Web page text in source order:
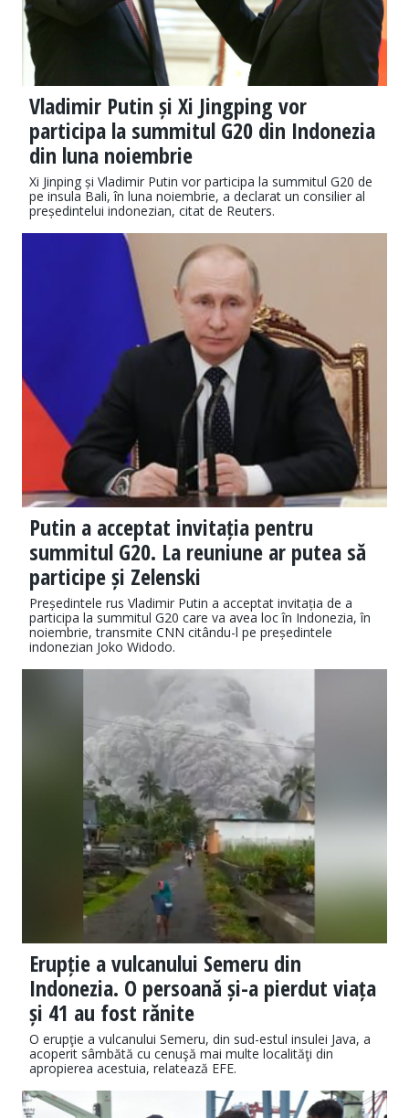
Vladimir Putin și Xi Jingping vor
participa la summitul G20 din Indonezia
din luna noiembrie
Xi Jinping și Vladimir Putin vor participa la summitul G20 de
pe insula Bali, în luna noiembrie, a declarat un consilier al
președintelui indonezian, citat de Reuters.
Putin a acceptat invitația pentru
summitul G20. La reuniune ar putea să
participe și Zelenski
Președintele rus Vladimir Putin a acceptat invitația de a
participa la summitul G20 care va avea loc în Indonezia, în
noiembrie, transmite CNN citându-l pe președintele
indonezian Joko Widodo.
Erupție a vulcanului Semeru din
Indonezia. O persoană și-a pierdut viața
și 41 au fost rănite
O erupţie a vulcanului Semeru, din sud-estul insulei Java, a
acoperit sâmbătă cu cenuşă mai multe localităţi din
apropierea acestuia, relatează EFE.